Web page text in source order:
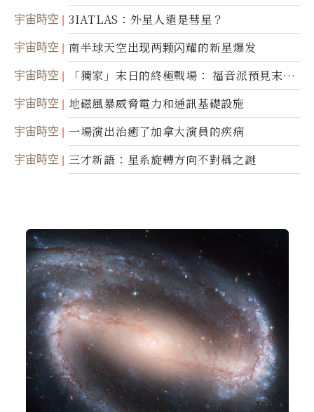
新啟示
宇宙時空 3IATLAS：外星人還是彗星？
宇宙時空 南半球天空出现两颗闪耀的新星爆发
宇宙時空
「獨家」末日的終極戰場： 福音派預見末
世；希臘僧侶預言以色列的攻擊
宇宙時空 地磁風暴威脅電力和通訊基礎設施
宇宙時空 一場演出治癒了加拿大演員的疾病
宇宙時空 三才新語：星系旋轉方向不對稱之謎